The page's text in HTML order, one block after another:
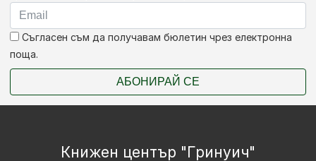
Съгласен съм да получавам бюлетин чрез електронна
поща.
АБОНИРАЙ СЕ
Книжен център "Гринуич"